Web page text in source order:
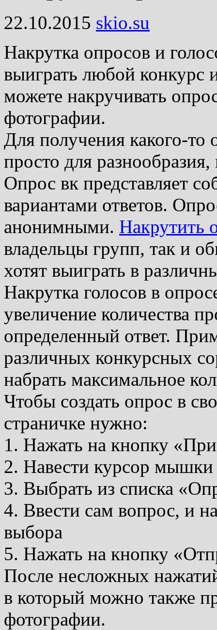
22.10.2015 skio.su
Накрутка опросов и
выиграть любой конкурс
можете накручивать
фотографии.
Для получения какого-
просто для
Опрос вк представляет
вариантами ответов.
анонимными. Накрутить
владельцы групп, так и
хотят выиграть в
Накрутка голосов в
увеличение количества
определенный ответ.
различных конкурсных
набрать максимальное
Чтобы создать опрос в
страничке нужно:
1. Нажать на кнопку
2. Навести курсор мышки
3. Выбрать из списка
4. Ввести сам вопрос, и
выбора
5. Нажать на кнопку
После несложных
в который можно также
фотографии.